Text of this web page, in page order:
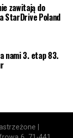
zawitają do
StarDrive Poland
nami 3. etap 83.
|